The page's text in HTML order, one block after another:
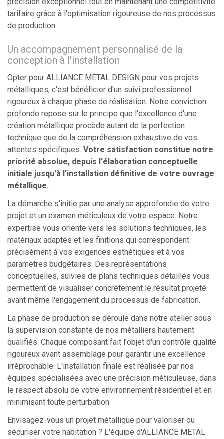
tarifaire grâce à l'optimisation rigoureuse de nos processus
de production.
Un accompagnement personnalisé de la
conception à l'installation
Opter pour ALLIANCE METAL DESIGN pour vos projets
métalliques, c'est bénéficier d'un suivi professionnel
rigoureux à chaque phase de réalisation. Notre conviction
profonde repose sur le principe que l'excellence d'une
création métallique procède autant de la perfection
technique que de la compréhension exhaustive de vos
attentes spécifiques. Votre satisfaction constitue notre
priorité absolue, depuis l'élaboration conceptuelle
initiale jusqu'à l'installation définitive de votre ouvrage
métallique.
La démarche s'initie par une analyse approfondie de votre
projet et un examen méticuleux de votre espace. Notre
expertise vous oriente vers les solutions techniques, les
matériaux adaptés et les finitions qui correspondent
précisément à vos exigences esthétiques et à vos
paramètres budgétaires. Des représentations
conceptuelles, suivies de plans techniques détaillés vous
permettent de visualiser concrètement le résultat projeté
avant même l'engagement du processus de fabrication.
La phase de production se déroule dans notre atelier sous
la supervision constante de nos métalliers hautement
qualifiés. Chaque composant fait l'objet d'un contrôle qualité
rigoureux avant assemblage pour garantir une excellence
irréprochable. L'installation finale est réalisée par nos
équipes spécialisées avec une précision méticuleuse, dans
le respect absolu de votre environnement résidentiel et en
minimisant toute perturbation.
Envisagez-vous un projet métallique pour valoriser ou
sécuriser votre habitation ? L'équipe d'ALLIANCE METAL